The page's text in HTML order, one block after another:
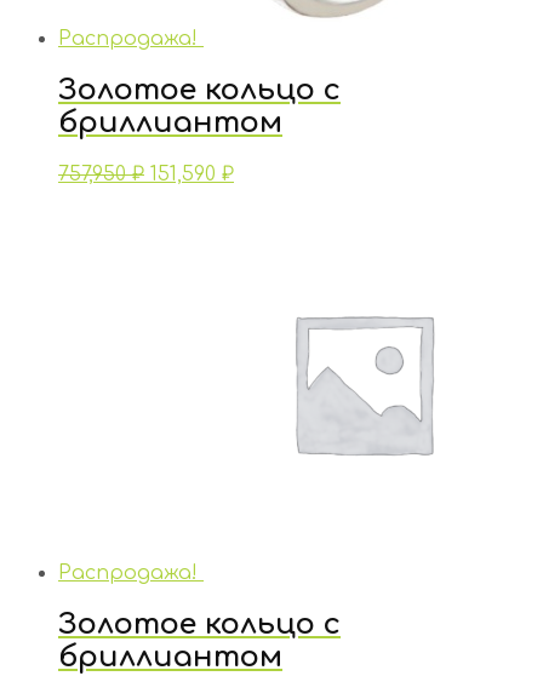
Распродажа!
Золотое кольцо с
бриллиантом
757,950₽ 151,590 ₽
Распродажа!
Золотое кольцо с
бриллиантом